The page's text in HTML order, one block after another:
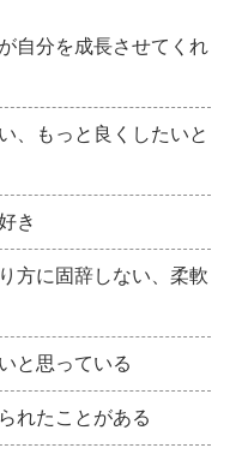
自分を成長させてくれ
、もっと良くしたいと
き
方に固辞しない、柔軟
と思っている
れたことがある